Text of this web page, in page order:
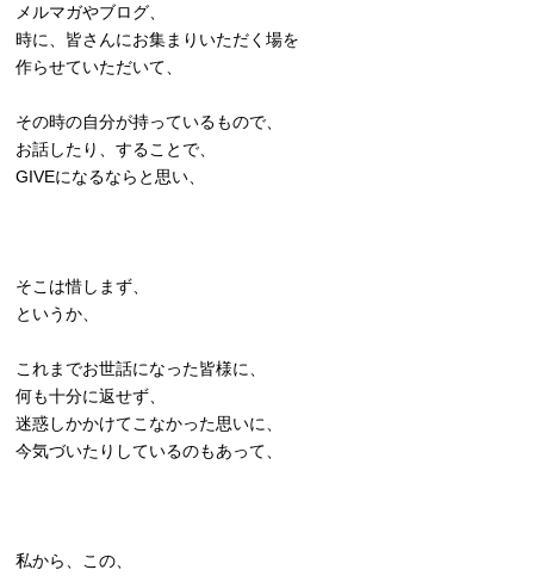
メルマガやブログ、
時に、皆さんにお集まりいただく場を
作らせていただいて、
その時の自分が持っているもので、
お話したり、することで、
GIVEになるならと思い、
そこは惜しまず、
というか、
これまでお世話になった皆様に、
何も十分に返せず、
迷惑しかかけてこなかった思いに、
今気づいたりしているのもあって、
私から、この、